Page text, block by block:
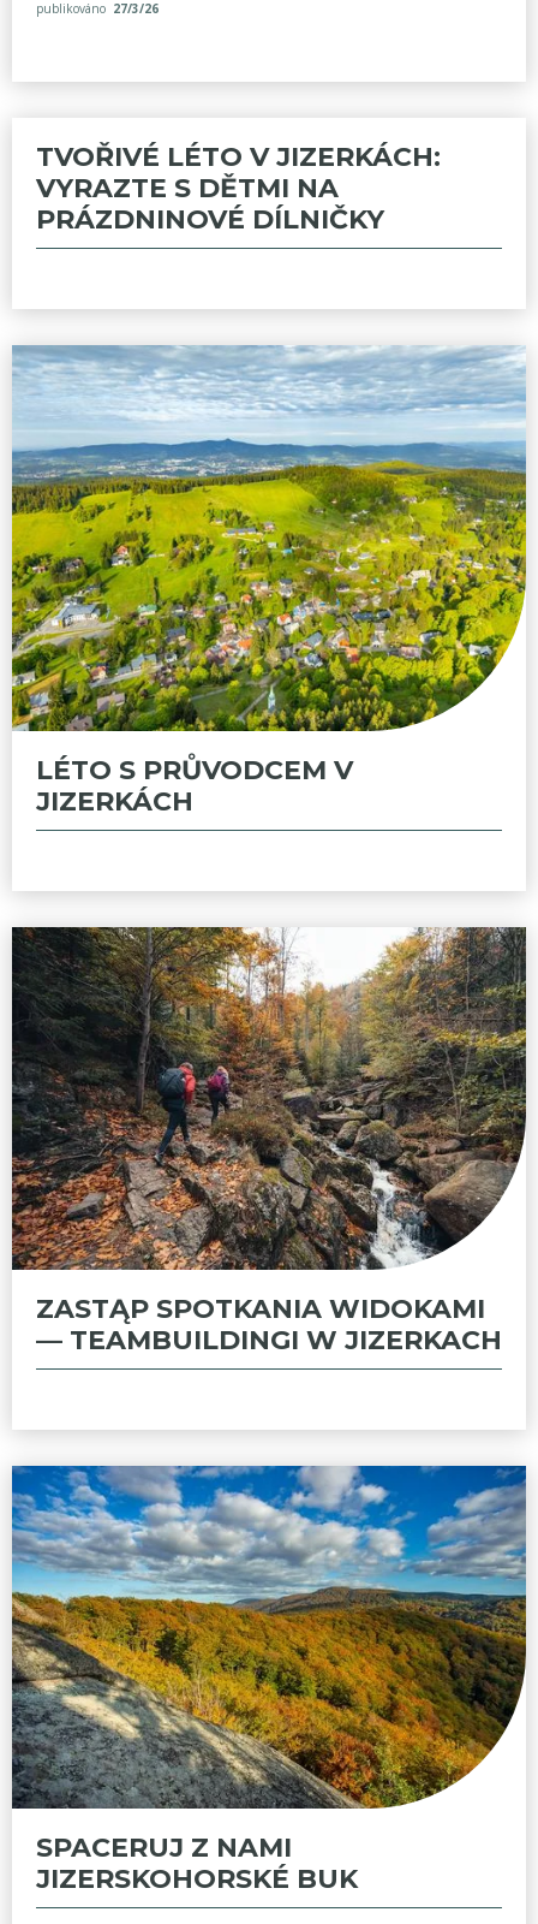
publikováno 27/3/26
TVOŘIVÉ LÉTO V JIZERKÁCH:
VYRAZTE S DĚTMI NA
PRÁZDNINOVÉ DÍLNIČKY
LÉTO S PRŮVODCEM V
JIZERKÁCH
ZASTĄP SPOTKANIA WIDOKAMI
— TEAMBUILDINGI W JIZERKACH
SPACERUJ Z NAMI
JIZERSKOHORSKÉ BUK